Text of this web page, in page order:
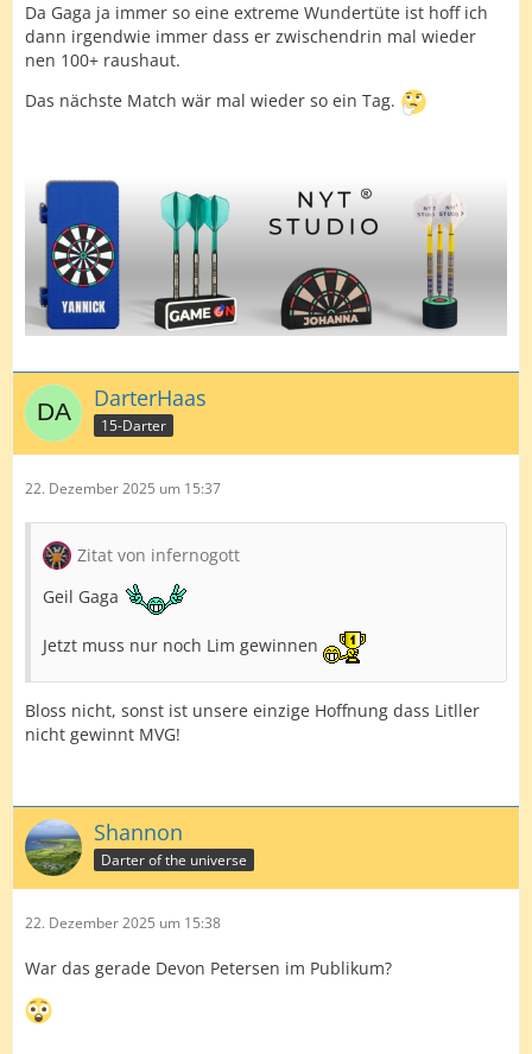
Da Gaga ja immer so eine extreme Wundertüte ist hoff ich
dann irgendwie immer dass er zwischendrin mal wieder
nen 100+ raushaut.
Das nächste Match wär mal wieder so ein Tag.
DarterHaas
15-Darter
22. Dezember 2025 um 15:37
Zitat von infernogott
Geil Gaga
Jetzt muss nur noch Lim gewinnen
Bloss nicht, sonst ist unsere einzige Hoffnung dass Litller
nicht gewinnt MVG!
Shannon
Darter of the universe
22. Dezember 2025 um 15:38
War das gerade Devon Petersen im Publikum?